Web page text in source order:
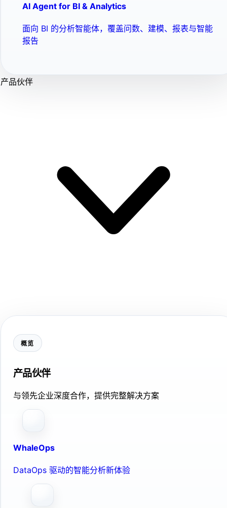
AI Agent for BI & Analytics
面向 BI 的分析智能体，覆盖问数、建模、报表与智能
报告
产品伙伴
概览
产品伙伴
与领先企业深度合作，提供完整解决方案
WhaleOps
DataOps 驱动的智能分析新体验